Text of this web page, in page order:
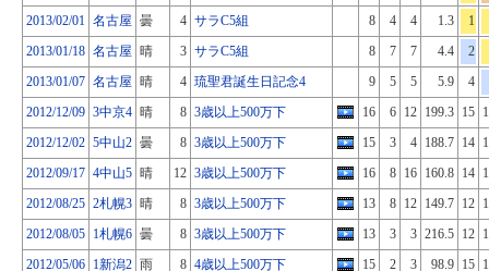
2013/02/01 名古屋 曇 4 サラC5組 8 4 4 1.3
1
2013/01/18 名古屋 晴 3 サラC5組 8 7 7 4.4
2
2013/01/07 名古屋 晴 4 琉聖君誕生日記念4 9 5 5 5.9
4
2012/12/09 3中京4 晴 8 3歳以上500万下 16 6 12 199.3 15
2012/12/02 5中山2 曇 8 3歳以上500万下 15 3 4 188.7 14
2012/09/17 4中山5 晴 12 3歳以上500万下 16 8 16 160.8 14
2012/08/25 2札幌3 晴 8 3歳以上500万下 13 8 12 149.7 12
2012/08/05 1札幌6 曇 8 3歳以上500万下 13 3 3 216.5 12
2012/05/06 1新潟2 雨 8 4歳以上500万下 15 2 3 98.9 15